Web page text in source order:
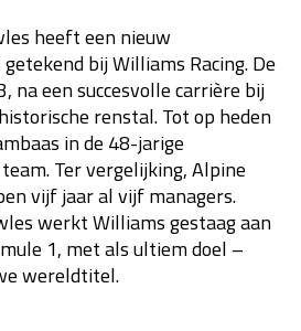
za 23:00 - 00:00
zo 21:00 - 23:00
30 okt - 01 nov
za 19:00 - 20:00
zo 18:00 - 20:00
PRIX 2026
heeft een nieuw
bij Williams Racing. De
na een succesvolle carrière bij
renstal. Tot op heden
in de 48-jarige
Ter vergelijking, Alpine
vijf jaar al vijf managers.
werkt Williams gestaag aan
1, met als ultiem doel –
wereldtitel.